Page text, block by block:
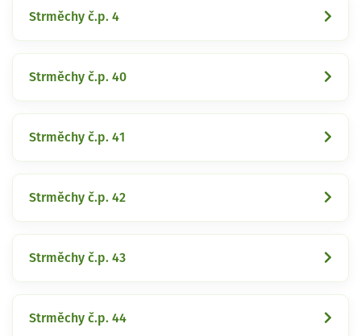
Strměchy č.p. 4
Strměchy č.p. 40
Strměchy č.p. 41
Strměchy č.p. 42
Strměchy č.p. 43
Strměchy č.p. 44